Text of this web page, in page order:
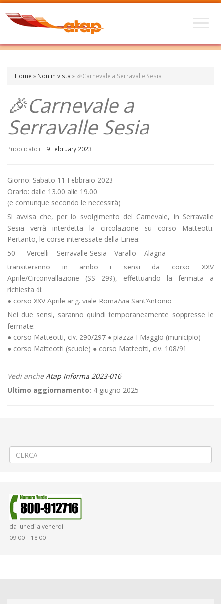
Home » Non in vista » 🎉Carnevale a Serravalle Sesia
🎉Carnevale a
Serravalle Sesia
Pubblicato il : 9 February 2023
Giorno: Sabato 11 Febbraio 2023
Orario: dalle 13.00 alle 19.00
(e comunque secondo le necessità)
Si avvisa che, per lo svolgimento del Carnevale, in Serravalle
Sesia verrà interdetta la circolazione su corso Matteotti.
Pertanto, le corse interessate della Linea:
50 — Vercelli – Serravalle Sesia – Varallo – Alagna
transiteranno in ambo i sensi da corso XXV
Aprile/Circonvallazione (SS 299), effettuando la fermata a
richiesta di:
● corso XXV Aprile ang. viale Roma/via Sant’Antonio
Nei due sensi, saranno quindi temporaneamente soppresse le
fermate:
● corso Matteotti, civ. 290/297 ● piazza I Maggio (municipio)
● corso Matteotti (scuole) ● corso Matteotti, civ. 108/91
Vedi ancheAtap Informa 2023-016
Ultimo aggiornamento: 4 giugno 2025
da lunedì a venerdì
09:00 – 18:00